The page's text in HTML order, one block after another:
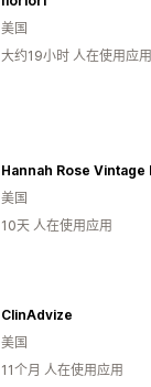
美国
大约19小时 人在使用应用
美国
10天 人在使用应用
ClinAdvize
美国
11个月 人在使用应用